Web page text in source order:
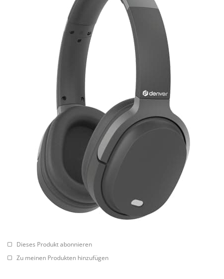
Dieses Produkt abonnieren
Zu meinen Produkten hinzufügen